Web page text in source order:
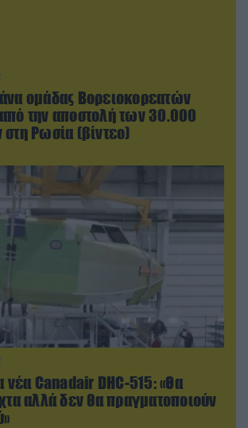
ομάδας Βορειοκορεατών
την αποστολή των 30.000
Ρωσία (βίντεο)
νέα Canadair DHC-515: «Θα
αλλά δεν θα πραγματοποιούν